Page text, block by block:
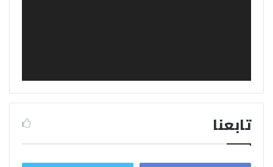
تابعنا